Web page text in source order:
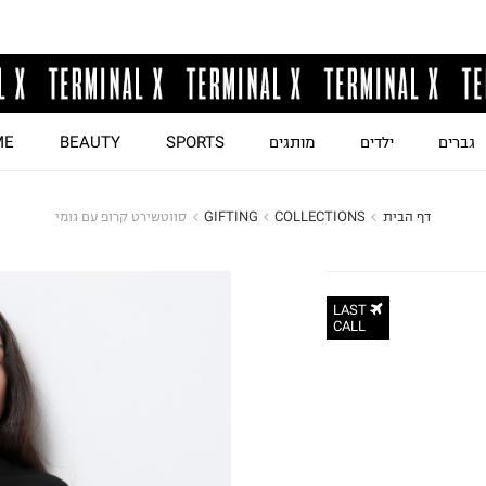
גברים ילדים מותגים SPORTS
BEAUTY
דף הבית COLLECTIONS
GIFTING סווטשירט קרופ עם גומי
LAST
CALL